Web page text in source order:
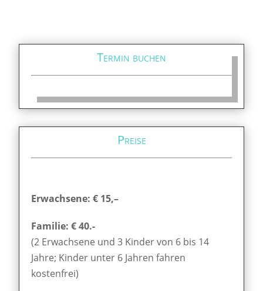
Termin buchen
Preise
Erwachsene: € 15,–
Familie: € 40.-
(2 Erwachsene und 3 Kinder von 6 bis 14
Jahre; Kinder unter 6 Jahren fahren
kostenfrei)